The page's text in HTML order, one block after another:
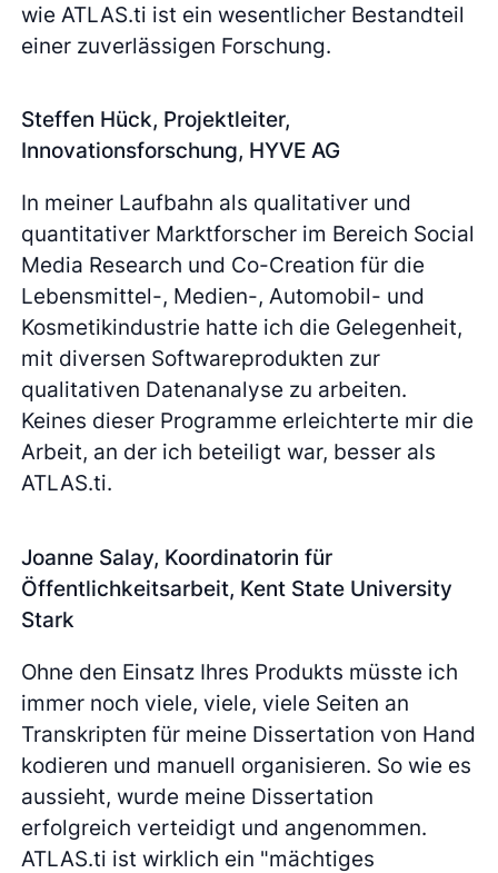
wie ATLAS.ti ist ein wesentlicher Bestandteil
einer zuverlässigen Forschung.
Steffen Hück, Projektleiter,
Innovationsforschung, HYVE AG
In meiner Laufbahn als qualitativer und
quantitativer Marktforscher im Bereich Social
Media Research und Co-Creation für die
Lebensmittel-, Medien-, Automobil- und
Kosmetikindustrie hatte ich die Gelegenheit,
mit diversen Softwareprodukten zur
qualitativen Datenanalyse zu arbeiten.
Keines dieser Programme erleichterte mir die
Arbeit, an der ich beteiligt war, besser als
ATLAS.ti.
Joanne Salay, Koordinatorin für
Öffentlichkeitsarbeit, Kent State University
Stark
Ohne den Einsatz Ihres Produkts müsste ich
immer noch viele, viele, viele Seiten an
Transkripten für meine Dissertation von Hand
kodieren und manuell organisieren. So wie es
aussieht, wurde meine Dissertation
erfolgreich verteidigt und angenommen.
ATLAS.ti ist wirklich ein "mächtiges